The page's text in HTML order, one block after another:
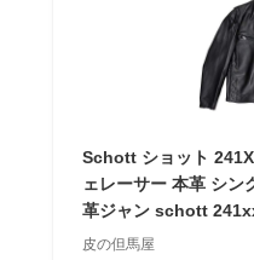
Schott ショット
ェレーサー 本革 シン
革ジャン schott
皮の但馬屋